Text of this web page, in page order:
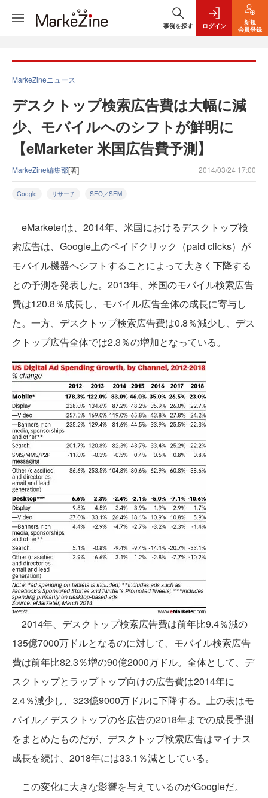
事例を探す ログイン
新規
会員登録
MarkeZineニュース
デスクトップ検索広告費は大幅に減
少、モバイルへのシフトが鮮明に
【eMarketer 米国広告費予測】
MarkeZine編集部[著] 2014/03/24 17:00
Google リサーチ SEO／SEM
eMarketerは、2014年、米国におけるデスクトップ検
索広告は、Google上のペイドクリック（paid clicks）が
モバイル機器へシフトすることによって大きく下降する
との予測を発表した。2013年、米国のモバイル検索広告
費は120.8％成長し、モバイル広告全体の成長に寄与し
た。一方、デスクトップ検索広告費は0.8％減少し、デス
クトップ広告全体では2.3％の増加となっている。
2014年、デスクトップ検索広告費は前年比9.4％減の
135億7000万ドルとなるのに対して、モバイル検索広告
費は前年比82.3％増の90億2000万ドル。全体として、デ
スクトップとラップトップ向けの広告費は2014年に
2.4％減少し、323億9000万ドルに下降する。上の表はモ
バイル／デスクトップの各広告の2018年までの成長予測
をまとめたものだが、デスクトップ検索広告はマイナス
成長を続け、2018年には33.1％減としている。
この変化に大きな影響を与えているのがGoogleだ。